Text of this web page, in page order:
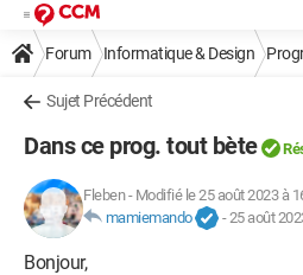
Forum Informatique & Design
Sujet Précédent
Dans ce prog. tout bète
Fleben- Modifié le 25 août 2023 à
mamiemando
-25 août
Bonjour,